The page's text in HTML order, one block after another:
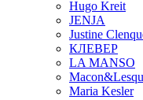
Hugo Kreit
JENJA
Justine
КЛЕВЕР
LA MANSO
Maria Kesler